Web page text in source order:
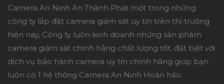
Camera An Ninh An Thành Phát một trong những
công ty lắp đặt camera giám sát uy tín trên thị trường
hiện nay, Công ty luôn kinh doanh những sản phẩm
camera giám sát chính hãng chất lượng tốt, đặt biệt với
dịch vụ bảo hành camera uy tín chính hãng giúp bạn
luôn có 1 hệ thống Camera An Ninh Hoàn hảo.